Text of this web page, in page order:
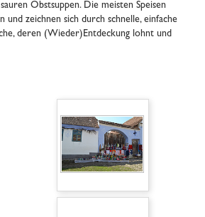
Obstsuppen. Die meisten Speisen
und zeichnen sich durch schnelle, einfache
deren (Wieder)Entdeckung lohnt und